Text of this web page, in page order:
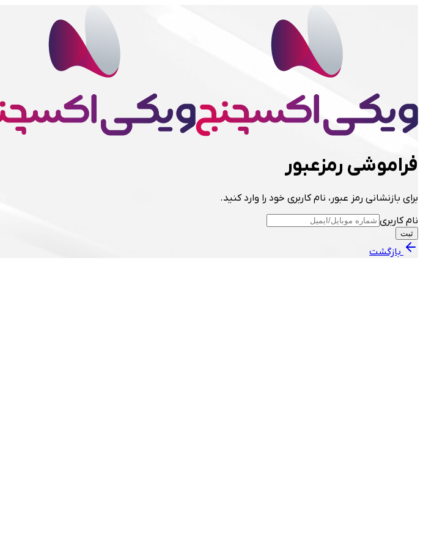
فراموشی رمزعبور
برای بازنشانی رمز عبور، نام کاربری خود را وارد کنید.
نام کاربری
ثبت
بازگشت